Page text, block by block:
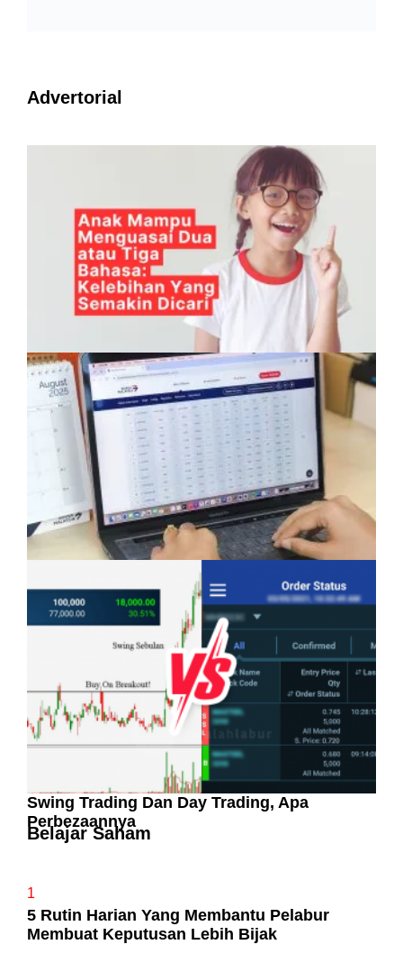
Advertorial
Anak Mampu Menguasai Dua atau Tiga
Bahasa: Kelebihan Yang Semakin Dicari
Pelaburan Saham Bukan Untuk Mereka Yang
Suka ‘Stress’
Swing Trading Dan Day Trading, Apa
Perbezaannya
Belajar Saham
1
5 Rutin Harian Yang Membantu Pelabur
Membuat Keputusan Lebih Bijak